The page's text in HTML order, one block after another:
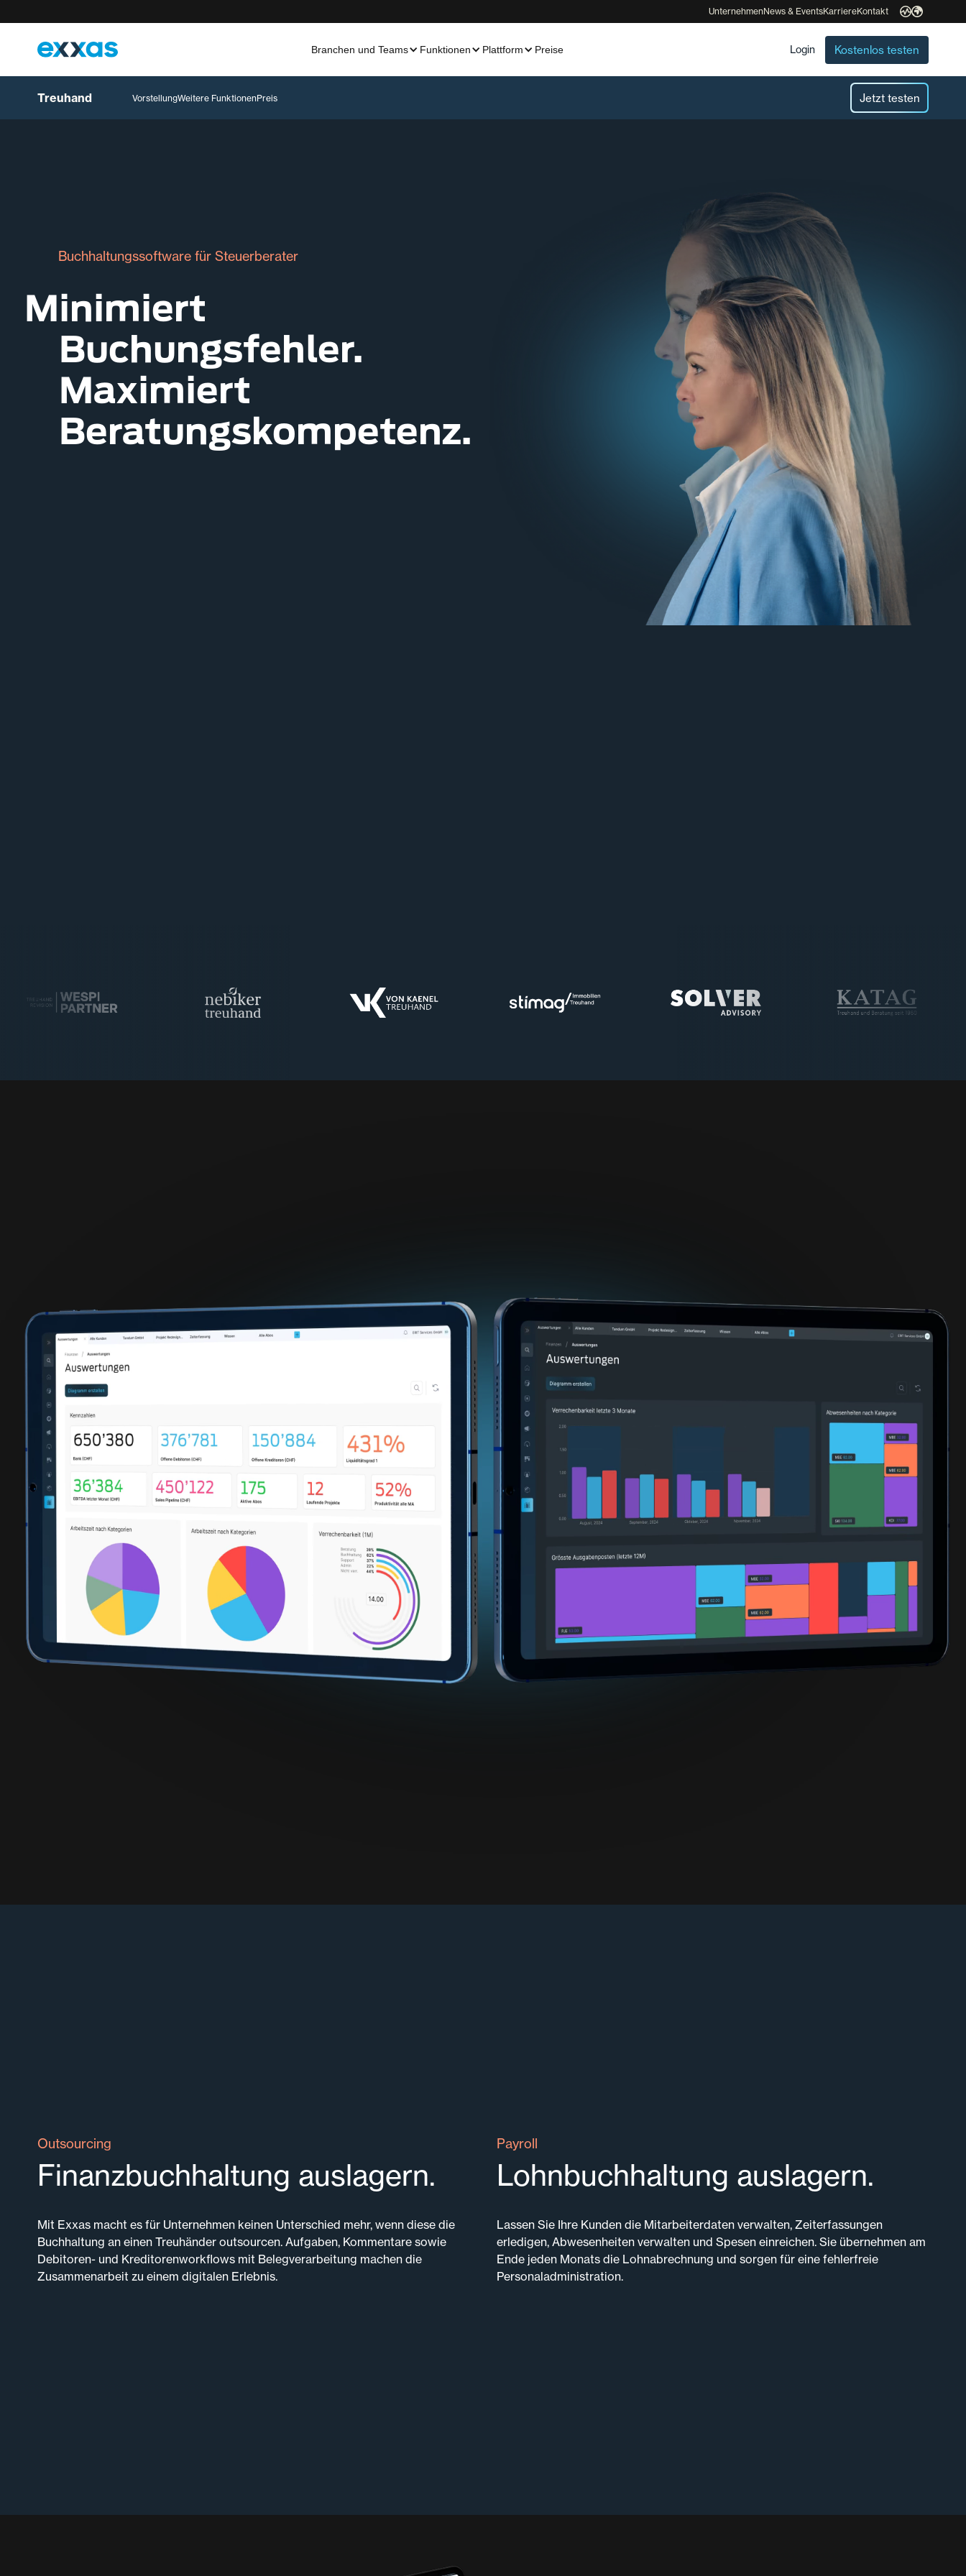
UnternehmenNews & EventsKarriereKontakt
Branchen und Teams Funktionen Plattform Preise Login Kostenlos testen
Treuhand VorstellungWeitere FunktionenPreis Jetzt testen
Buchhaltungssoftware für Steuerberater
Minimiert
Buchungsfehler.
Maximiert
Beratungskompetenz.
Outsourcing
Finanzbuchhaltung auslagern.
Mit Exxas macht es für Unternehmen keinen Unterschied mehr, wenn diese die
Buchhaltung an einen Treuhänder outsourcen. Aufgaben, Kommentare sowie
Debitoren- und Kreditorenworkflows mit Belegverarbeitung machen die
Zusammenarbeit zu einem digitalen Erlebnis.
Payroll
Lohnbuchhaltung auslagern.
Lassen Sie Ihre Kunden die Mitarbeiterdaten verwalten, Zeiterfassungen
erledigen, Abwesenheiten verwalten und Spesen einreichen. Sie übernehmen am
Ende jeden Monats die Lohnabrechnung und sorgen für eine fehlerfreie
Personaladministration.